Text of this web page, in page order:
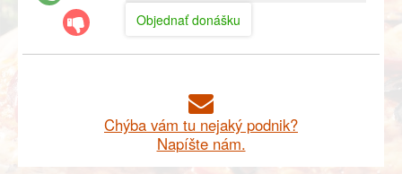
Objednať donášku
Chýba vám tu nejaký podnik?
Napíšte nám.